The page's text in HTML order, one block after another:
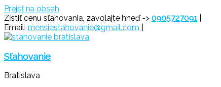
Prejsť na obsah
Zistiť cenu sťahovania, zavolajte hneď -> 0905727091
Email: mensiestahovanie@gmail.com
Sťahovanie
Bratislava